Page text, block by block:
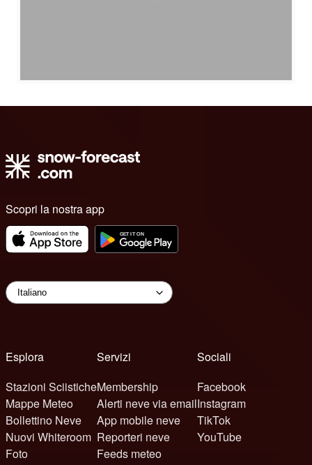
Scopri la nostra app
Esplora
Stazioni Sciistiche
Mappe Meteo
Bollettino Neve
Nuovi Whiteroom
Foto
Servizi
Membership
Alerti neve via email
App mobile neve
Reporteri neve
Feeds meteo
Sociali
Facebook
Instagram
TikTok
YouTube